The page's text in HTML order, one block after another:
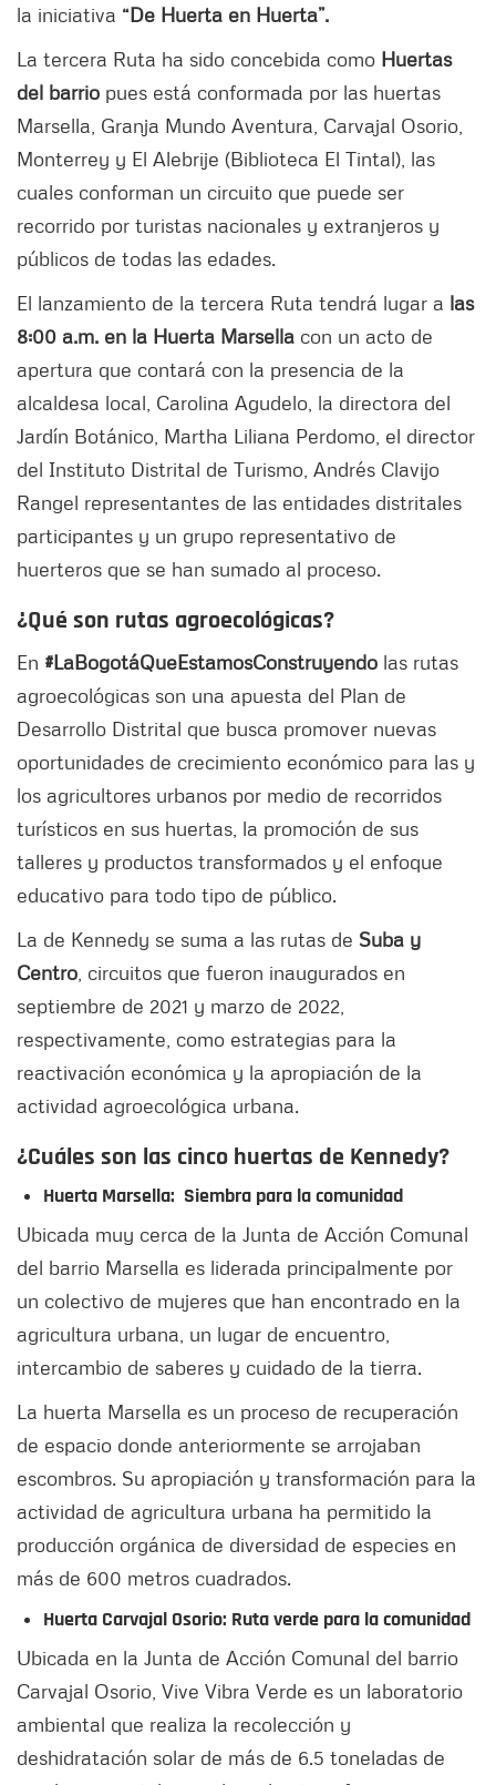
la iniciativa “De Huerta en Huerta”.
La tercera Ruta ha sido concebida como Huertas
del barrio pues está conformada por las huertas
Marsella, Granja Mundo Aventura, Carvajal Osorio,
Monterrey y El Alebrije (Biblioteca El Tintal), las
cuales conforman un circuito que puede ser
recorrido por turistas nacionales y extranjeros y
públicos de todas las edades.
El lanzamiento de la tercera Ruta tendrá lugar a las
8:00 a.m. en la Huerta Marsella con un acto de
apertura que contará con la presencia de la
alcaldesa local, Carolina Agudelo, la directora del
Jardín Botánico, Martha Liliana Perdomo, el director
del Instituto Distrital de Turismo, Andrés Clavijo
Rangel representantes de las entidades distritales
participantes y un grupo representativo de
huerteros que se han sumado al proceso.
¿Qué son rutas agroecológicas?
En #LaBogotáQueEstamosConstruyendo las rutas
agroecológicas son una apuesta del Plan de
Desarrollo Distrital que busca promover nuevas
oportunidades de crecimiento económico para las y
los agricultores urbanos por medio de recorridos
turísticos en sus huertas, la promoción de sus
talleres y productos transformados y el enfoque
educativo para todo tipo de público.
La de Kennedy se suma a las rutas de Suba y
Centro , circuitos que fueron inaugurados en
septiembre de 2021 y marzo de 2022,
respectivamente, como estrategias para la
reactivación económica y la apropiación de la
actividad agroecológica urbana.
¿Cuáles son las cinco huertas de Kennedy?
Huerta Marsella: Siembra para la comunidad
Ubicada muy cerca de la Junta de Acción Comunal
del barrio Marsella es liderada principalmente por
un colectivo de mujeres que han encontrado en la
agricultura urbana, un lugar de encuentro,
intercambio de saberes y cuidado de la tierra.
La huerta Marsella es un proceso de recuperación
de espacio donde anteriormente se arrojaban
escombros. Su apropiación y transformación para la
actividad de agricultura urbana ha permitido la
producción orgánica de diversidad de especies en
más de 600 metros cuadrados.
Huerta Carvajal Osorio: Ruta verde para la comunidad
Ubicada en la Junta de Acción Comunal del barrio
Carvajal Osorio, Vive Vibra Verde es un laboratorio
ambiental que realiza la recolección y
deshidratación solar de más de 6.5 toneladas de